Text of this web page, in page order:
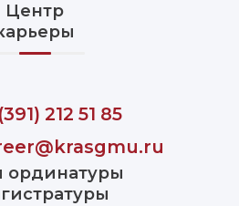
Центр
212 51 85
ординатуры